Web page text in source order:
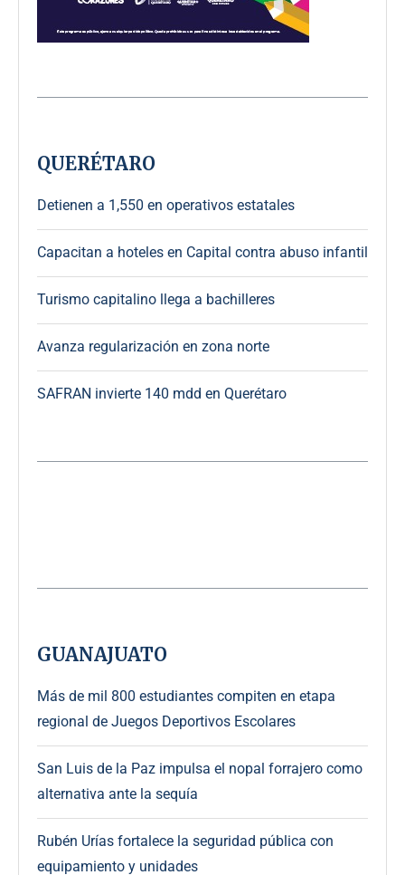
QUERÉTARO
Detienen a 1,550 en operativos estatales
Capacitan a hoteles en Capital contra abuso infantil
Turismo capitalino llega a bachilleres
Avanza regularización en zona norte
SAFRAN invierte 140 mdd en Querétaro
GUANAJUATO
Más de mil 800 estudiantes compiten en etapa
regional de Juegos Deportivos Escolares
San Luis de la Paz impulsa el nopal forrajero como
alternativa ante la sequía
Rubén Urías fortalece la seguridad pública con
equipamiento y unidades